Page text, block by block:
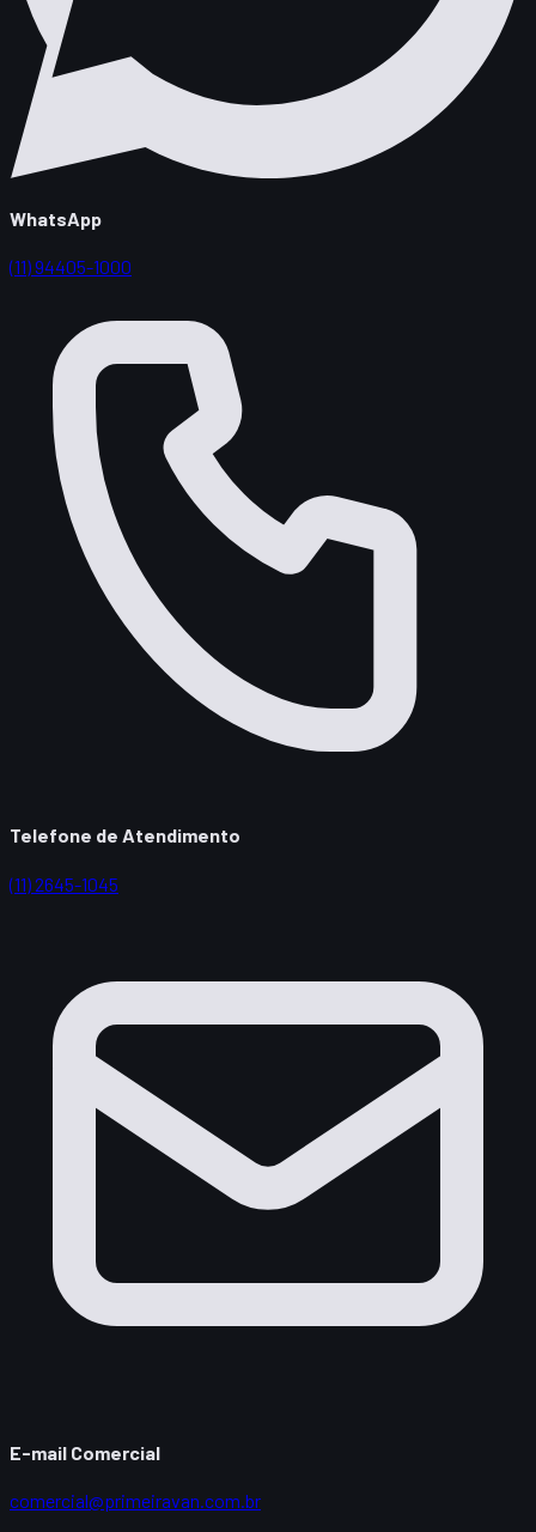
WhatsApp
(11) 94405-1000
Telefone de Atendimento
(11) 2645-1045
E-mail Comercial
comercial@primeiravan.com.br